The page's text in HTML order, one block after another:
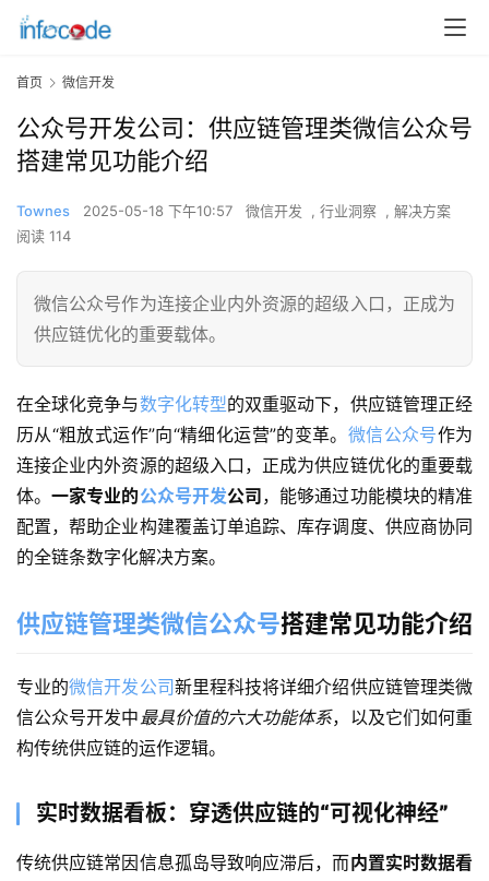
首页 微信开发
公众号开发公司：供应链管理类微信公众号
搭建常见功能介绍
Townes 2025-05-18 下午10:57 微信开发 , 行业洞察 , 解决方案
阅读 114
微信公众号作为连接企业内外资源的超级入口，正成为
供应链优化的重要载体。
在全球化竞争与数字化转型的双重驱动下，供应链管理正经
历从“粗放式运作”向“精细化运营”的变革。 微信公众号作为
连接企业内外资源的超级入口，正成为供应链优化的重要载
体。一家专业的公众号开发公司 ，能够通过功能模块的精准
配置，帮助企业构建覆盖订单追踪、库存调度、供应商协同
的全链条数字化解决方案。
供应链管理类微信公众号搭建常见功能介绍
专业的微信开发公司新里程科技将详细介绍供应链管理类微
信公众号开发中最具价值的六大功能体系，以及它们如何重
构传统供应链的运作逻辑。
实时数据看板：穿透供应链的“可视化神经”
传统供应链常因信息孤岛导致响应滞后，而内置实时数据看